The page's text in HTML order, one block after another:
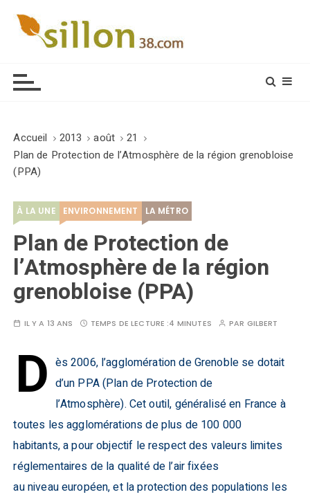
Accueil 2013 août
21
Plan de Protection de l’Atmosphère de la région grenobloise
(PPA)
À LA UNE ENVIRONNEMENT LA MÉTRO
Plan de Protection de
l’Atmosphère de la région
grenobloise (PPA)
IL Y A 13 ANS TEMPS DE LECTURE :4 MINUTES PAR GILBERT
D ès 2006, l’agglomération de Grenoble se dotait
d’un PPA (Plan de Protection de
l’Atmosphère). Cet outil, généralisé en France à
toutes les agglomérations de plus de 100 000
habitants, a pour objectif le respect des valeurs limites
réglementaires de la qualité de l’air fixées
au niveau européen, et la protection des populations les